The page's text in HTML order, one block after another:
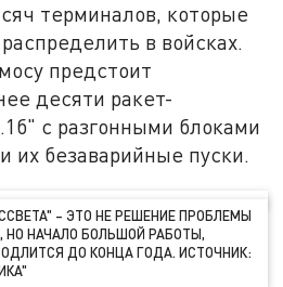
терминалов, которые
в войсках.
предстоит
десяти ракет-
с разгонными блоками
их безаварийные пуски.
– ЭТО НЕ РЕШЕНИЕ ПРОБЛЕМЫ
НО НАЧАЛО БОЛЬШОЙ РАБОТЫ,
ДО КОНЦА ГОДА. ИСТОЧНИК: